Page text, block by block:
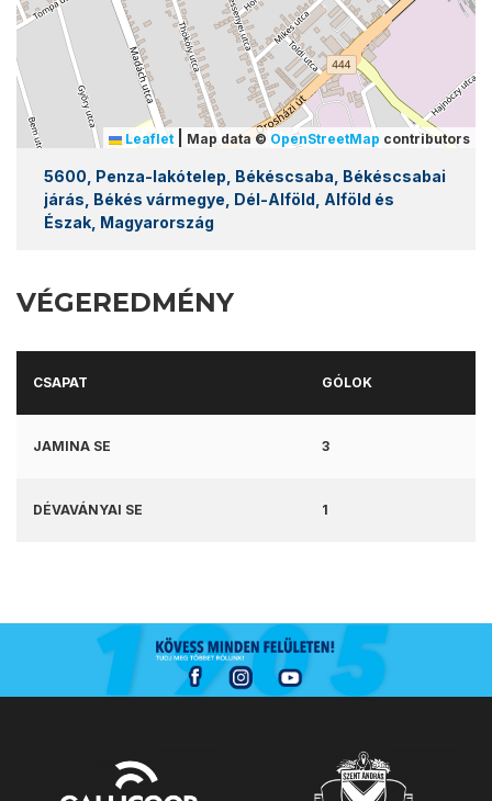
Leaflet Map data © OpenStreetMap contributors
5600, Penza-lakótelep, Békéscsaba, Békéscsabai
járás, Békés vármegye, Dél-Alföld, Alföld és
Észak, Magyarország
VÉGEREDMÉNY
CSAPAT GÓLOK
JAMINA SE 3
DÉVAVÁNYAI SE 1